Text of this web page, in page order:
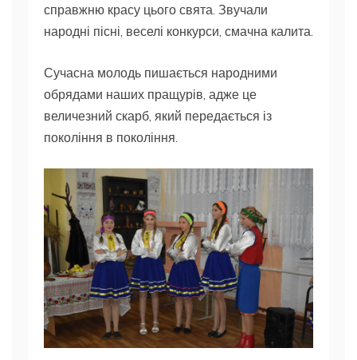
справжню красу цього свята. Звучали
народні пісні, веселі конкурси, смачна калита.
Сучасна молодь пишається народними
обрядами наших пращурів, адже це
величезний скарб, який передається із
покоління в покоління.